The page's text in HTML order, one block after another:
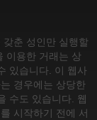
갖춘 성인만 실행할
이용한 거래는 상
있습니다. 이 웹사
경우에는 상당한
수도 있습니다. 웹
시작하기 전에 서